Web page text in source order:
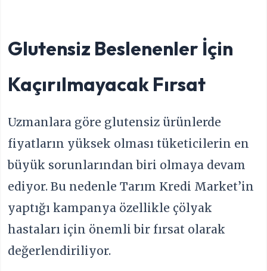
Glutensiz Beslenenler İçin
Kaçırılmayacak Fırsat
Uzmanlara göre glutensiz ürünlerde
fiyatların yüksek olması tüketicilerin en
büyük sorunlarından biri olmaya devam
ediyor. Bu nedenle Tarım Kredi Market’in
yaptığı kampanya özellikle çölyak
hastaları için önemli bir fırsat olarak
değerlendiriliyor.